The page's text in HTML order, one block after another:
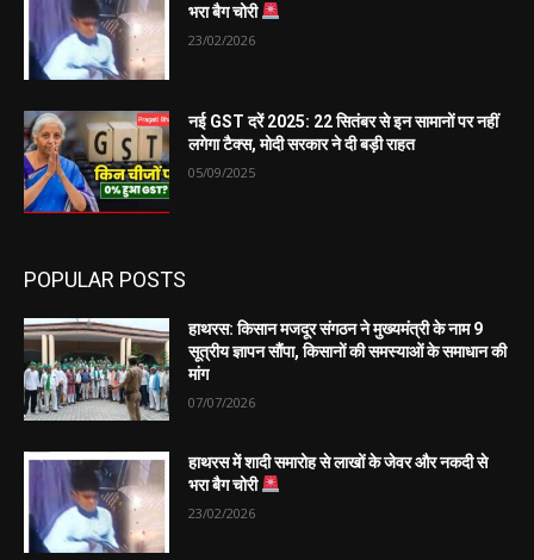
भरा बैग चोरी
23/02/2026
नई GST दरें 2025: 22 सितंबर से इन सामानों पर नहीं
लगेगा टैक्स, मोदी सरकार ने दी बड़ी राहत
05/09/2025
POPULAR POSTS
हाथरस: किसान मजदूर संगठन ने मुख्यमंत्री के नाम 9
सूत्रीय ज्ञापन सौंपा, किसानों की समस्याओं के समाधान की
मांग
07/07/2026
हाथरस में शादी समारोह से लाखों के जेवर और नकदी से
भरा बैग चोरी
23/02/2026